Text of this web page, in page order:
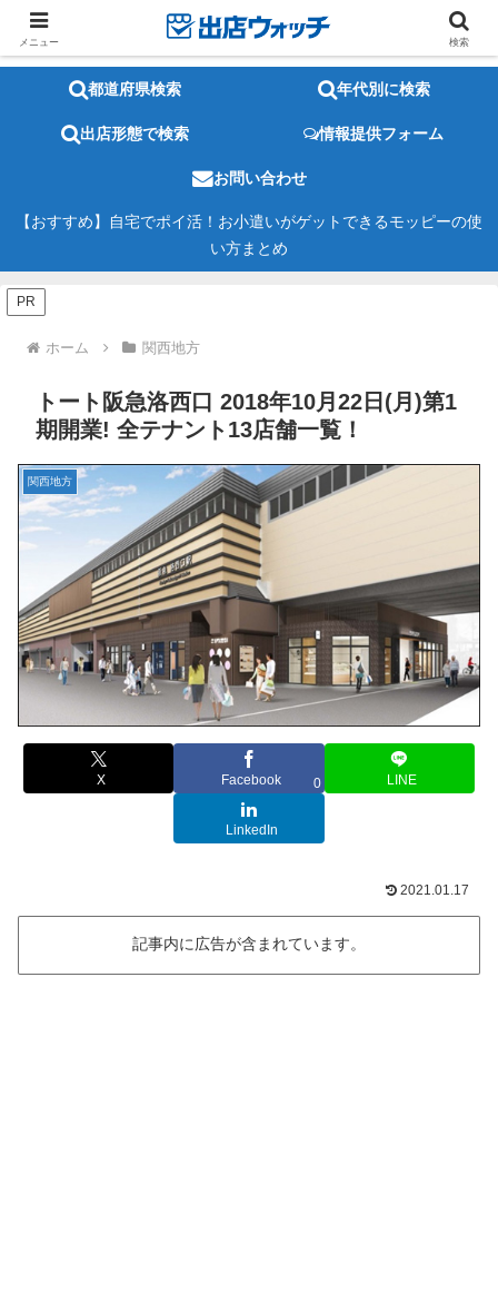
都道府県検索 年代別に検索
出店形態で検索 情報提供フォーム
お問い合わせ
【おすすめ】自宅でポイ活！お小遣いがゲットできるモッピーの使
い方まとめ
PR
ホーム 関西地方
トート阪急洛西口 2018年10月22日(月)第1
期開業! 全テナント13店舗一覧！
関西地方
X Facebook 0 LINE
LinkedIn
2021.01.17
記事内に広告が含まれています。
メニュー 検索